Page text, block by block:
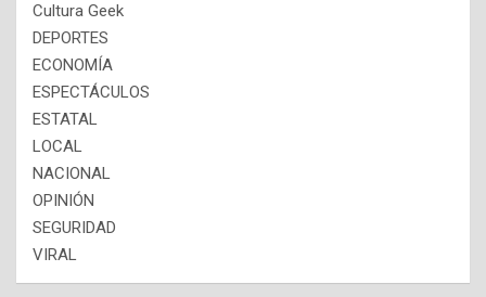
Cultura Geek
DEPORTES
ECONOMÍA
ESPECTÁCULOS
ESTATAL
LOCAL
NACIONAL
OPINIÓN
SEGURIDAD
VIRAL